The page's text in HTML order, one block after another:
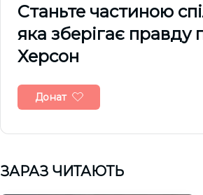
Cтаньте частиною
яка зберігає правду
Херсон
Донат
ЗАРАЗ ЧИТАЮТЬ